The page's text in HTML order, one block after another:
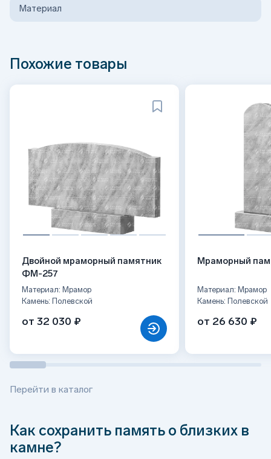
Материал
Похожие товары
Двойной мраморный памятник
ФМ-257
Материал: Мрамор
Камень: Полевской
от 32 030 ₽
Мраморный
Материал: Мрамор
Камень: Полевской
от 26 630 ₽
Перейти в каталог
Как сохранить память о близких в
камне?